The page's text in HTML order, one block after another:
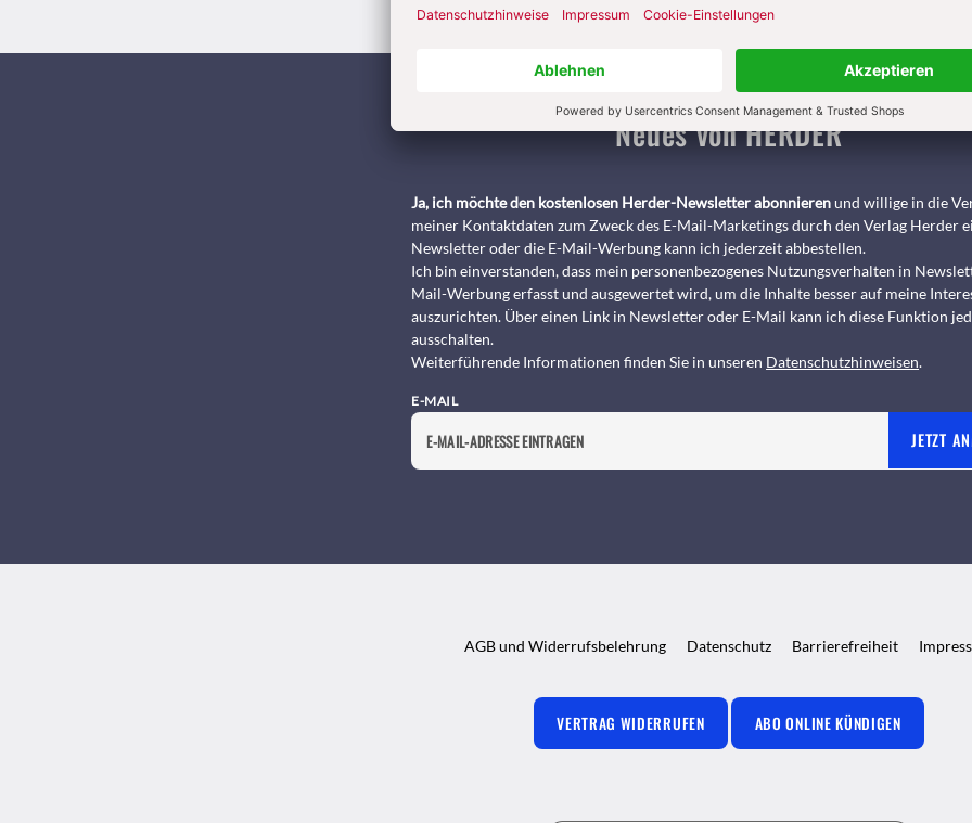
Neues von HERDER
Ja, ich möchte den kostenlosen Herder-Newsletter abonnierenund willige in die
meiner Kontaktdaten zum Zweck des E-Mail-Marketings durch den Verlag Herder
Newsletter oder die E-Mail-Werbung kann ich jederzeit abbestellen.
Ich bin einverstanden, dass mein personenbezogenes Nutzungsverhalten in
Mail-Werbung erfasst und ausgewertet wird, um die Inhalte besser auf meine
auszurichten. Über einen Link in Newsletter oder E-Mail kann ich diese Funktion
ausschalten.
Weiterführende Informationen finden Sie in unseren Datenschutzhinweisen.
E-MAIL
JETZT
AGB und Widerrufsbelehrung Datenschutz Barrierefreiheit
VERTRAG WIDERRUFEN ABO ONLINE KÜNDIGEN